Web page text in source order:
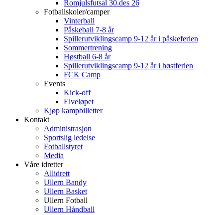
Romjulsfutsal 30.des 26
Fotballskoler/camper
Vinterball
Påskeball 7-8 år
Spillerutviklingscamp 9-12 år i påskeferien
Sommertrening
Høstball 6-8 år
Spillerutviklingscamp 9-12 år i høstferien
FCK Camp
Events
Kick-off
Elveløpet
Kjøp kampbilletter
Kontakt
Administrasjon
Sportslig ledelse
Fotballstyret
Media
Våre idretter
Allidrett
Ullern Bandy
Ullern Basket
Ullern Fotball
Ullern Håndball